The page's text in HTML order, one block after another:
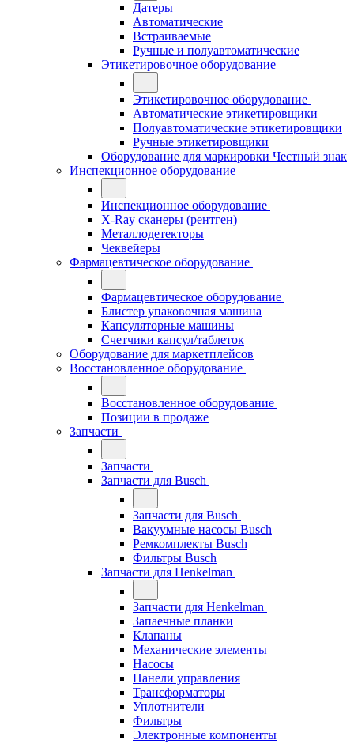
Датеры
Автоматические
Встраиваемые
Ручные и полуавтоматические
Этикетировочное оборудование
Этикетировочное оборудование
Автоматические этикетировщики
Полуавтоматические этикетировщики
Ручные этикетировщики
Оборудование для маркировки Честный знак
Инспекционное оборудование
Инспекционное оборудование
X-Ray сканеры (рентген)
Металлодетекторы
Чеквейеры
Фармацевтическое оборудование
Фармацевтическое оборудование
Блистер упаковочная машина
Капсуляторные машины
Счетчики капсул/таблеток
Оборудование для маркетплейсов
Восстановленное оборудование
Восстановленное оборудование
Позиции в продаже
Запчасти
Запчасти
Запчасти для Busch
Запчасти для Busch
Вакуумные насосы Busch
Ремкомплекты Busch
Фильтры Busch
Запчасти для Henkelman
Запчасти для Henkelman
Запаечные планки
Клапаны
Механические элементы
Насосы
Панели управления
Трансформаторы
Уплотнители
Фильтры
Электронные компоненты